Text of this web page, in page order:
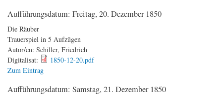
Aufführungsdatum: Freitag, 20. Dezember 1850
Die Räuber
Trauerspiel in 5 Aufzügen
Autor/en: Schiller, Friedrich
Digitalisat:
1850-12-20.pdf
Zum Eintrag
Aufführungsdatum: Samstag, 21. Dezember 1850